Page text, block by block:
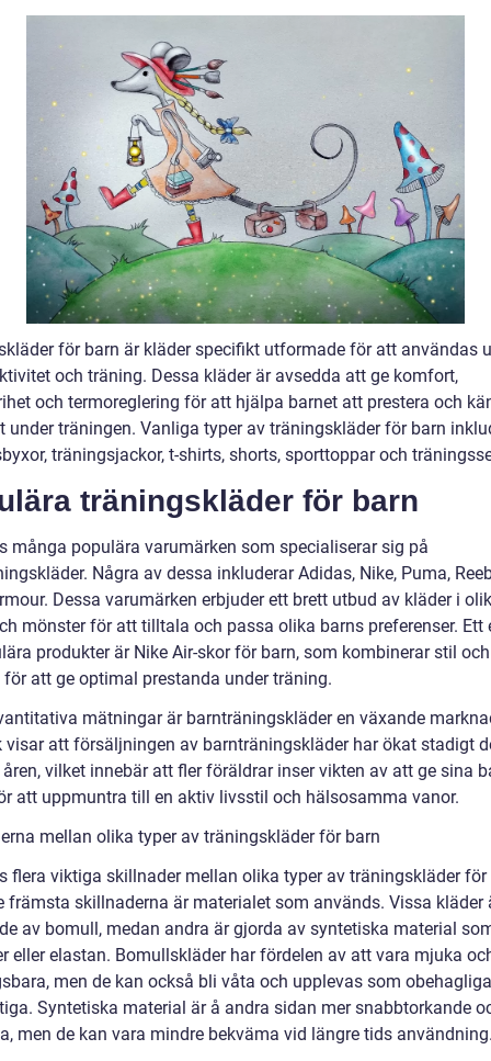
för barn är kläder specifikt utformade för att användas
och träning. Dessa kläder är avsedda att ge komfort,
och termoreglering för att hjälpa barnet att prestera och
under träningen. Vanliga typer av träningskläder för barn
träningsjackor, t-shirts, shorts, sporttoppar och
träningskläder för barn
många populära varumärken som specialiserar sig på
Några av dessa inkluderar Adidas, Nike, Puma,
Dessa varumärken erbjuder ett brett utbud av kläder i
mönster för att tilltala och passa olika barns preferenser. Ett
produkter är Nike Air-skor för barn, som kombinerar stil och
att ge optimal prestanda under träning.
mätningar är barnträningskläder en växande
visar att försäljningen av barnträningskläder har ökat stadigt
vilket innebär att fler föräldrar inser vikten av att ge sina
att uppmuntra till en aktiv livsstil och hälsosamma vanor.
mellan olika typer av träningskläder för barn
flera viktiga skillnader mellan olika typer av träningskläder för
främsta skillnaderna är materialet som används. Vissa kläder
av bomull, medan andra är gjorda av syntetiska material
eller elastan. Bomullskläder har fördelen av att vara mjuka
men de kan också bli våta och upplevas som
Syntetiska material är å andra sidan mer snabbtorkande
men de kan vara mindre bekväma vid längre tids